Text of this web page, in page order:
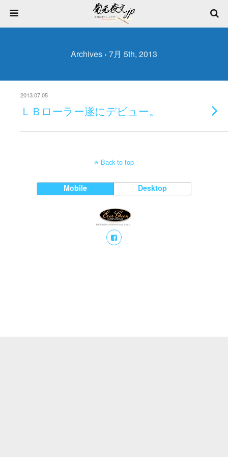
Archives › 7月 5th, 2013
2013.07.05
ＬＢローラー遂にデビュー。
Back to top
Mobile Desktop